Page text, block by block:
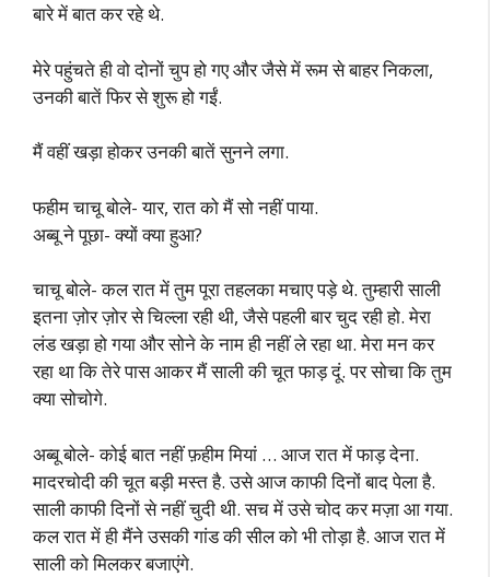
बारे में बात कर रहे थे.
मेरे पहुंचते ही वो दोनों चुप हो गए और जैसे में रूम से बाहर निकला,
उनकी बातें फिर से शुरू हो गईं.
मैं वहीं खड़ा होकर उनकी बातें सुनने लगा.
फहीम चाचू बोले- यार, रात को मैं सो नहीं पाया.
अब्बू ने पूछा- क्यों क्या हुआ?
चाचू बोले- कल रात में तुम पूरा तहलका मचाए पड़े थे. तुम्हारी साली
इतना ज़ोर ज़ोर से चिल्ला रही थी, जैसे पहली बार चुद रही हो. मेरा
लंड खड़ा हो गया और सोने के नाम ही नहीं ले रहा था. मेरा मन कर
रहा था कि तेरे पास आकर मैं साली की चूत फाड़ दूं. पर सोचा कि तुम
क्या सोचोगे.
अब्बू बोले- कोई बात नहीं फ़हीम मियां … आज रात में फाड़ देना.
मादरचोदी की चूत बड़ी मस्त है. उसे आज काफी दिनों बाद पेला है.
साली काफी दिनों से नहीं चुदी थी. सच में उसे चोद कर मज़ा आ गया.
कल रात में ही मैंने उसकी गांड की सील को भी तोड़ा है. आज रात में
साली को मिलकर बजाएंगे.